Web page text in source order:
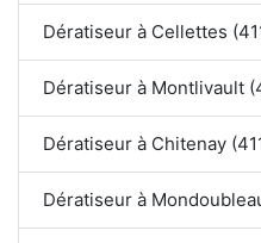
Dératiseur à Cellettes
Dératiseur à Montlivault
Dératiseur à Chitenay
Dératiseur à